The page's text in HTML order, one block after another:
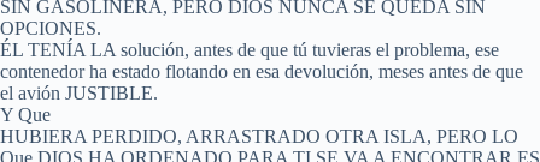
SIN GASOLINERA, PERO DIOS NUNCA SE QUEDA SIN
OPCIONES.
ÉL TENÍA LA solución, antes de que tú tuvieras el problema, ese
contenedor ha estado flotando en esa devolución, meses antes de que
el avión JUSTIBLE.
Y Que
HUBIERA PERDIDO, ARRASTRADO OTRA ISLA, PERO LO
Que DIOS HA ORDENADO PARA TI SE VA A ENCONTRAR ES